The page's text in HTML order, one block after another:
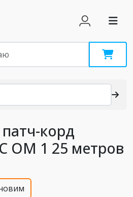
корд
OM 1 25 метров